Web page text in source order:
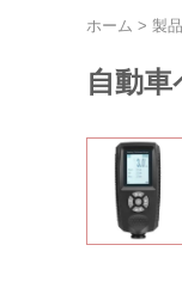
ホーム > 製品
自動